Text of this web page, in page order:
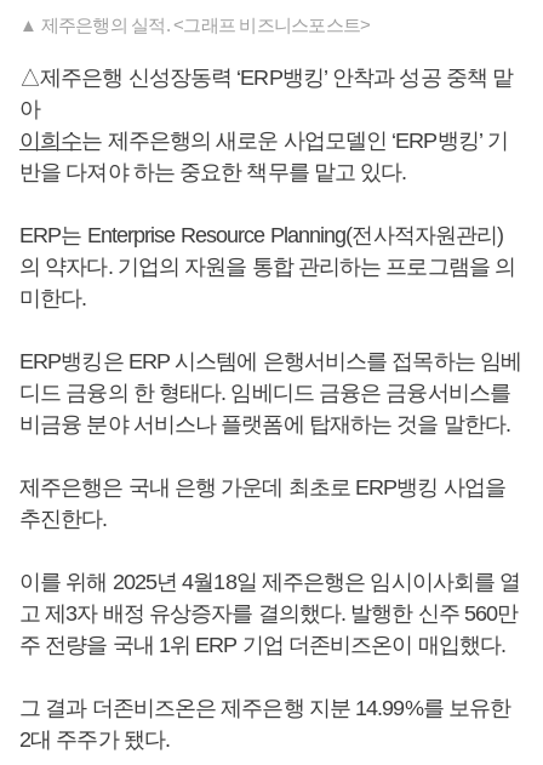
▲ 제주은행의 실적. <그래프 비즈니스포스트>
△제주은행 신성장동력 ‘ERP뱅킹’ 안착과 성공 중책 맡
아
이희수는 제주은행의 새로운 사업모델인 ‘ERP뱅킹’ 기
반을 다져야 하는 중요한 책무를 맡고 있다.
ERP는 Enterprise Resource Planning(전사적자원관리)
의 약자다. 기업의 자원을 통합 관리하는 프로그램을 의
미한다.
ERP뱅킹은 ERP 시스템에 은행서비스를 접목하는 임베
디드 금융의 한 형태다. 임베디드 금융은 금융서비스를
비금융 분야 서비스나 플랫폼에 탑재하는 것을 말한다.
제주은행은 국내 은행 가운데 최초로 ERP뱅킹 사업을
추진한다.
이를 위해 2025년 4월18일 제주은행은 임시이사회를 열
고 제3자 배정 유상증자를 결의했다. 발행한 신주 560만
주 전량을 국내 1위 ERP 기업 더존비즈온이 매입했다.
그 결과 더존비즈온은 제주은행 지분 14.99%를 보유한
2대 주주가 됐다.